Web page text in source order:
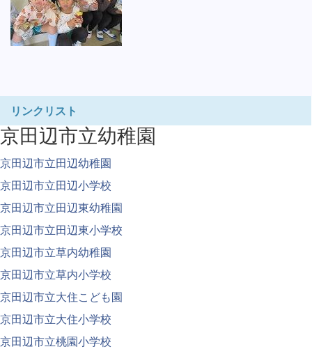
リンクリスト
京田辺市立幼稚園
京田辺市立田辺幼稚園
京田辺市立田辺小学校
京田辺市立田辺東幼稚園
京田辺市立田辺東小学校
京田辺市立草内幼稚園
京田辺市立草内小学校
京田辺市立大住こども園
京田辺市立大住小学校
京田辺市立桃園小学校